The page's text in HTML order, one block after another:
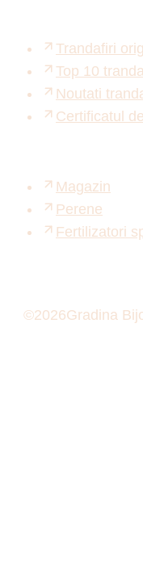
Trandafiri
Top 10
Noutati
Certificatul
Magazin
Perene
Fertilizatori
©2026Gradina